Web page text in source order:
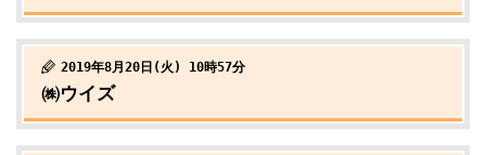
2019年8月20日(火) 10時57分
㈱ウイズ